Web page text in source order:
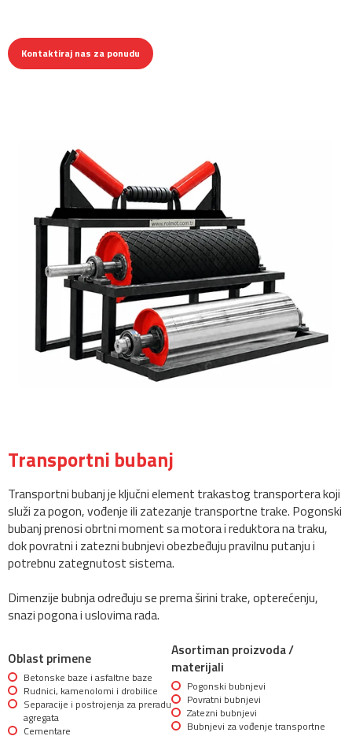
Kontaktiraj nas za ponudu
Transportni bubanj
Transportni bubanj je ključni element trakastog transportera koji
služi za pogon, vođenje ili zatezanje transportne trake. Pogonski
bubanj prenosi obrtni moment sa motora i reduktora na traku,
dok povratni i zatezni bubnjevi obezbeđuju pravilnu putanju i
potrebnu zategnutost sistema.
Dimenzije bubnja određuju se prema širini trake, opterećenju,
snazi pogona i uslovima rada.
Oblast primene
Betonske baze i asfaltne baze
Rudnici, kamenolomi i drobilice
Separacije i postrojenja za preradu
agregata
Cementare
Asortiman proizvoda /
materijali
Pogonski bubnjevi
Povratni bubnjevi
Zatezni bubnjevi
Bubnjevi za vođenje transportne